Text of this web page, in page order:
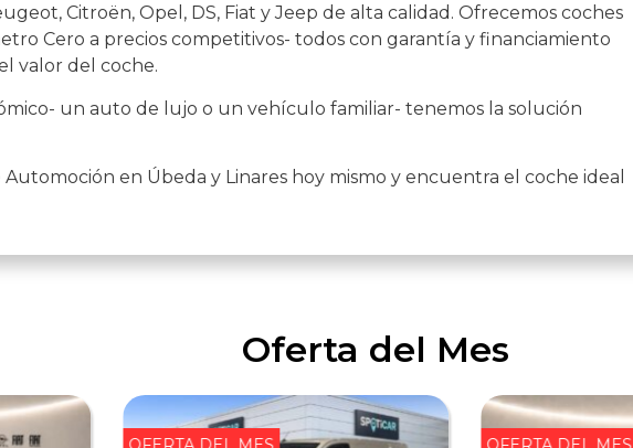
Citroën, Opel, DS, Fiat y Jeep de alta calidad. Ofrecemos coches
Cero a precios competitivos- todos con garantía y financiamiento
valor del coche.
un auto de lujo o un vehículo familiar- tenemos la solución
Automoción en Úbeda y Linares hoy mismo y encuentra el coche ideal
Oferta del Mes